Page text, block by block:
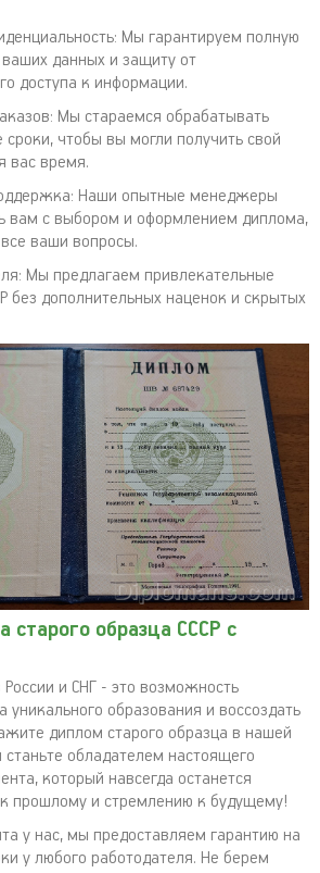
Мы гарантируем полную
данных и защиту от
доступа к информации.
Мы стараемся обрабатывать
чтобы вы могли получить свой
вас время.
Наши опытные менеджеры
вам с выбором и оформлением диплома,
ваши вопросы.
Мы предлагаем привлекательные
без дополнительных наценок и скрытых
старого образца СССР с
России и СНГ - это возможность
уникального образования и воссоздать
диплом старого образца в нашей
станьте обладателем настоящего
который навсегда останется
прошлому и стремлению к будущему!
у нас, мы предоставляем гарантию на
у любого работодателя. Не берем